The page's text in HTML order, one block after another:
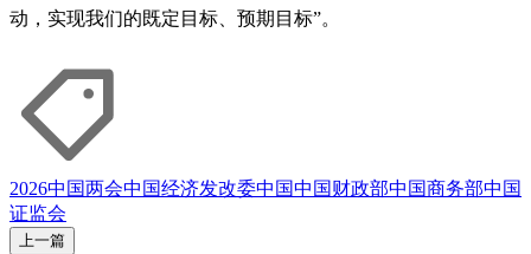
动，实现我们的既定目标、预期目标”。
2026中国两会中国经济发改委中国中国财政部中国商务部中国
证监会
上一篇